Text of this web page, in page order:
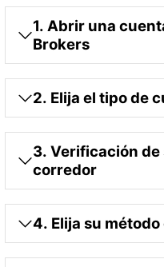
1. Abrir una
Brokers
2. Elija el tipo de
3. Verificación
corredor
4. Elija su